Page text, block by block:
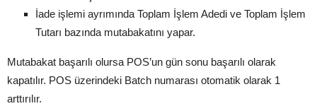
İade işlemi ayrımında Toplam İşlem Adedi ve Toplam İşlem
Tutarı bazında mutabakatını yapar.
Mutabakat başarılı olursa POS’un gün sonu başarılı olarak
kapatılır. POS üzerindeki Batch numarası otomatik olarak 1
arttırılır.